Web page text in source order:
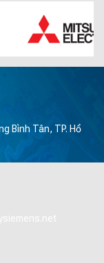
Bình Tân, TP. Hồ